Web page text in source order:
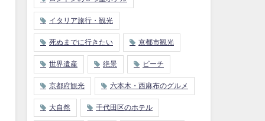
イタリア旅行・観光
死ぬまでに行きたい 京都市観光
世界遺産 絶景 ビーチ
京都府観光 六本木・西麻布のグルメ
大自然 千代田区のホテル